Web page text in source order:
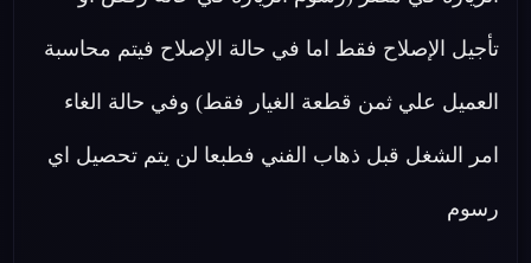
تأجيل الإصلاح فقط اما في حالة الإصلاح فيتم محاسبة
العميل علي ثمن قطعة الغيار فقط) وفي حالة الغاء
امر الشغل قبل ذهاب الفني فطبعا لن يتم تحصيل اي
رسوم